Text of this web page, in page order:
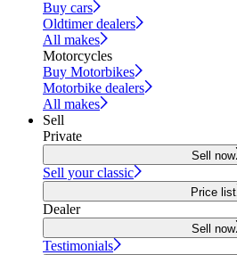
Buy cars
Oldtimer dealers
All makes
Motorcycles
Buy Motorbikes
Motorbike dealers
All makes
Sell
Private
Sell now
Sell your classic
Price list
Dealer
Sell now
Testimonials